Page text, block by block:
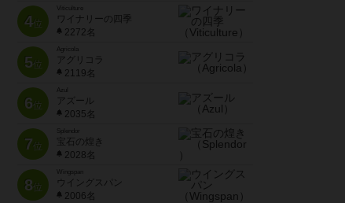
4位
Viticulture
ワイナリーの四季
2272名
5位
Agricola
アグリコラ
2119名
6位
Azul
アズール
2035名
7位
宝石の煌き
2028名
8位
Wingspan
ウイングスパン
2006名